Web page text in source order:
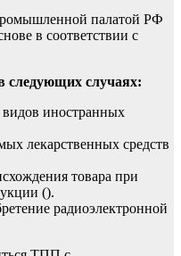
палатой РФ
в соответствии с
следующих случаях:
иностранных
лекарственных средств
товара при
().
радиоэлектронной